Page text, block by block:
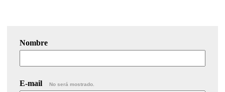
Nombre
E-mail No será mostrado.